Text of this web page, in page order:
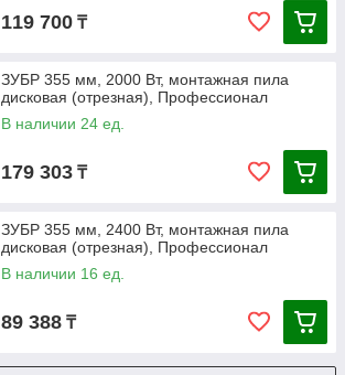
119 700 ₸
ЗУБР 355 мм, 2000 Вт, монтажная пила
дисковая (отрезная), Профессионал
В наличии 24 ед.
179 303 ₸
ЗУБР 355 мм, 2400 Вт, монтажная пила
дисковая (отрезная), Профессионал
В наличии 16 ед.
89 388 ₸